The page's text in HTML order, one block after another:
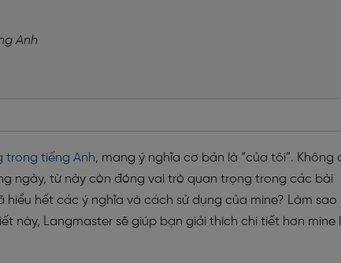
Anh
trong tiếng Anh, mang ý nghĩa cơ bản là “của tôi”. Không
ngày, từ này còn đóng vai trò quan trọng trong các bài
hiểu hết các ý nghĩa và cách sử dụng của mine? Làm sao
này, Langmaster sẽ giúp bạn giải thích chi tiết hơn mine